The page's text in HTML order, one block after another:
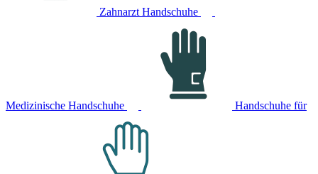
Zahnarzt Handschuhe
Medizinische Handschuhe Handschuhe für